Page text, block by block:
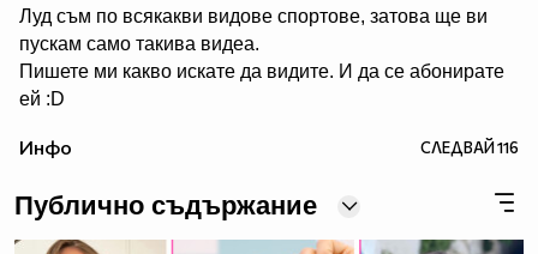
Луд съм по всякакви видове спортове, затова ще ви
пускам само такива видеа.
Пишете ми какво искате да видите. И да се абонирате
ей :D
Инфо СЛЕДВАЙ116
Публично съдържание